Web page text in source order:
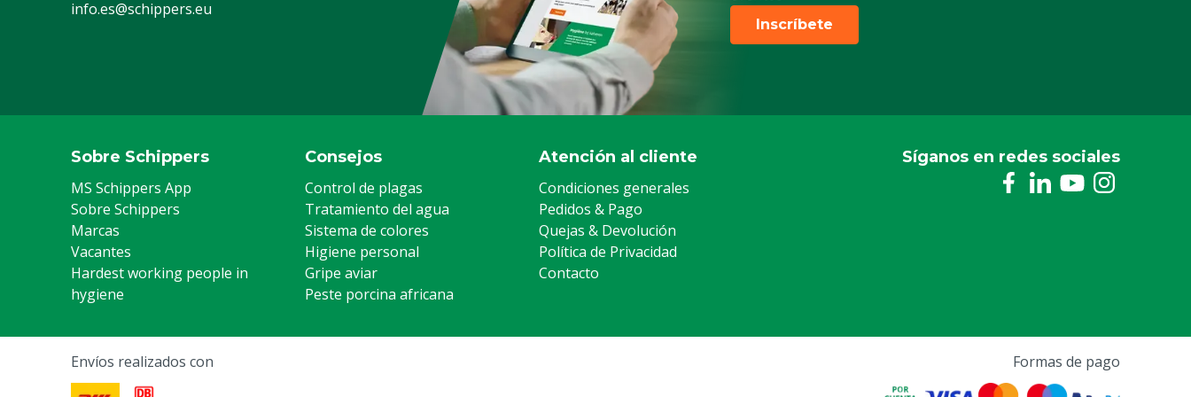
info.es@schippers.eu
Inscríbete
Sobre Schippers
MS Schippers App
Sobre Schippers
Marcas
Vacantes
Hardest working people in
hygiene
Consejos
Control de plagas
Tratamiento del agua
Sistema de colores
Higiene personal
Gripe aviar
Peste porcina africana
Atención al cliente
Condiciones generales
Pedidos & Pago
Quejas & Devolución
Política de Privacidad
Contacto
Síganos en redes sociales
Envíos realizados con Formas de pago